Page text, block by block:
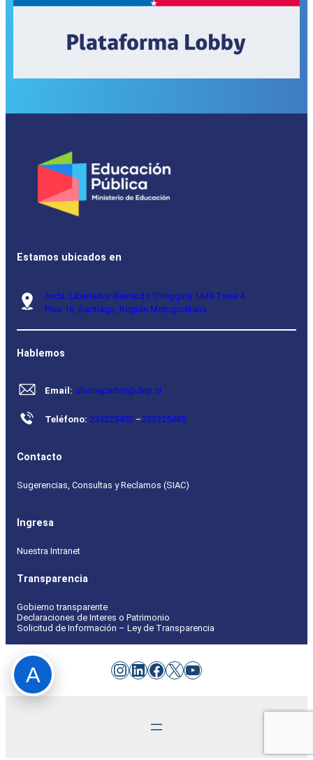
Estamos ubicados en
Avda. Libertador Bernardo O’Higgins 1449 Torre 4
Piso 16, Santiago, Región Metropolitana.
Hablemos
Email: oficinapartes@dep.cl
Teléfono: 233225492 –233225485
Contacto
Sugerencias, Consultas y Reclamos (SIAC)
Ingresa
Nuestra Intranet
Transparencia
Gobierno transparente
Declaraciones de Interes o Patrimonio
Solicitud de Información – Ley de Transparencia
Instagram
LinkedIn
Facebook
X YouTube
A